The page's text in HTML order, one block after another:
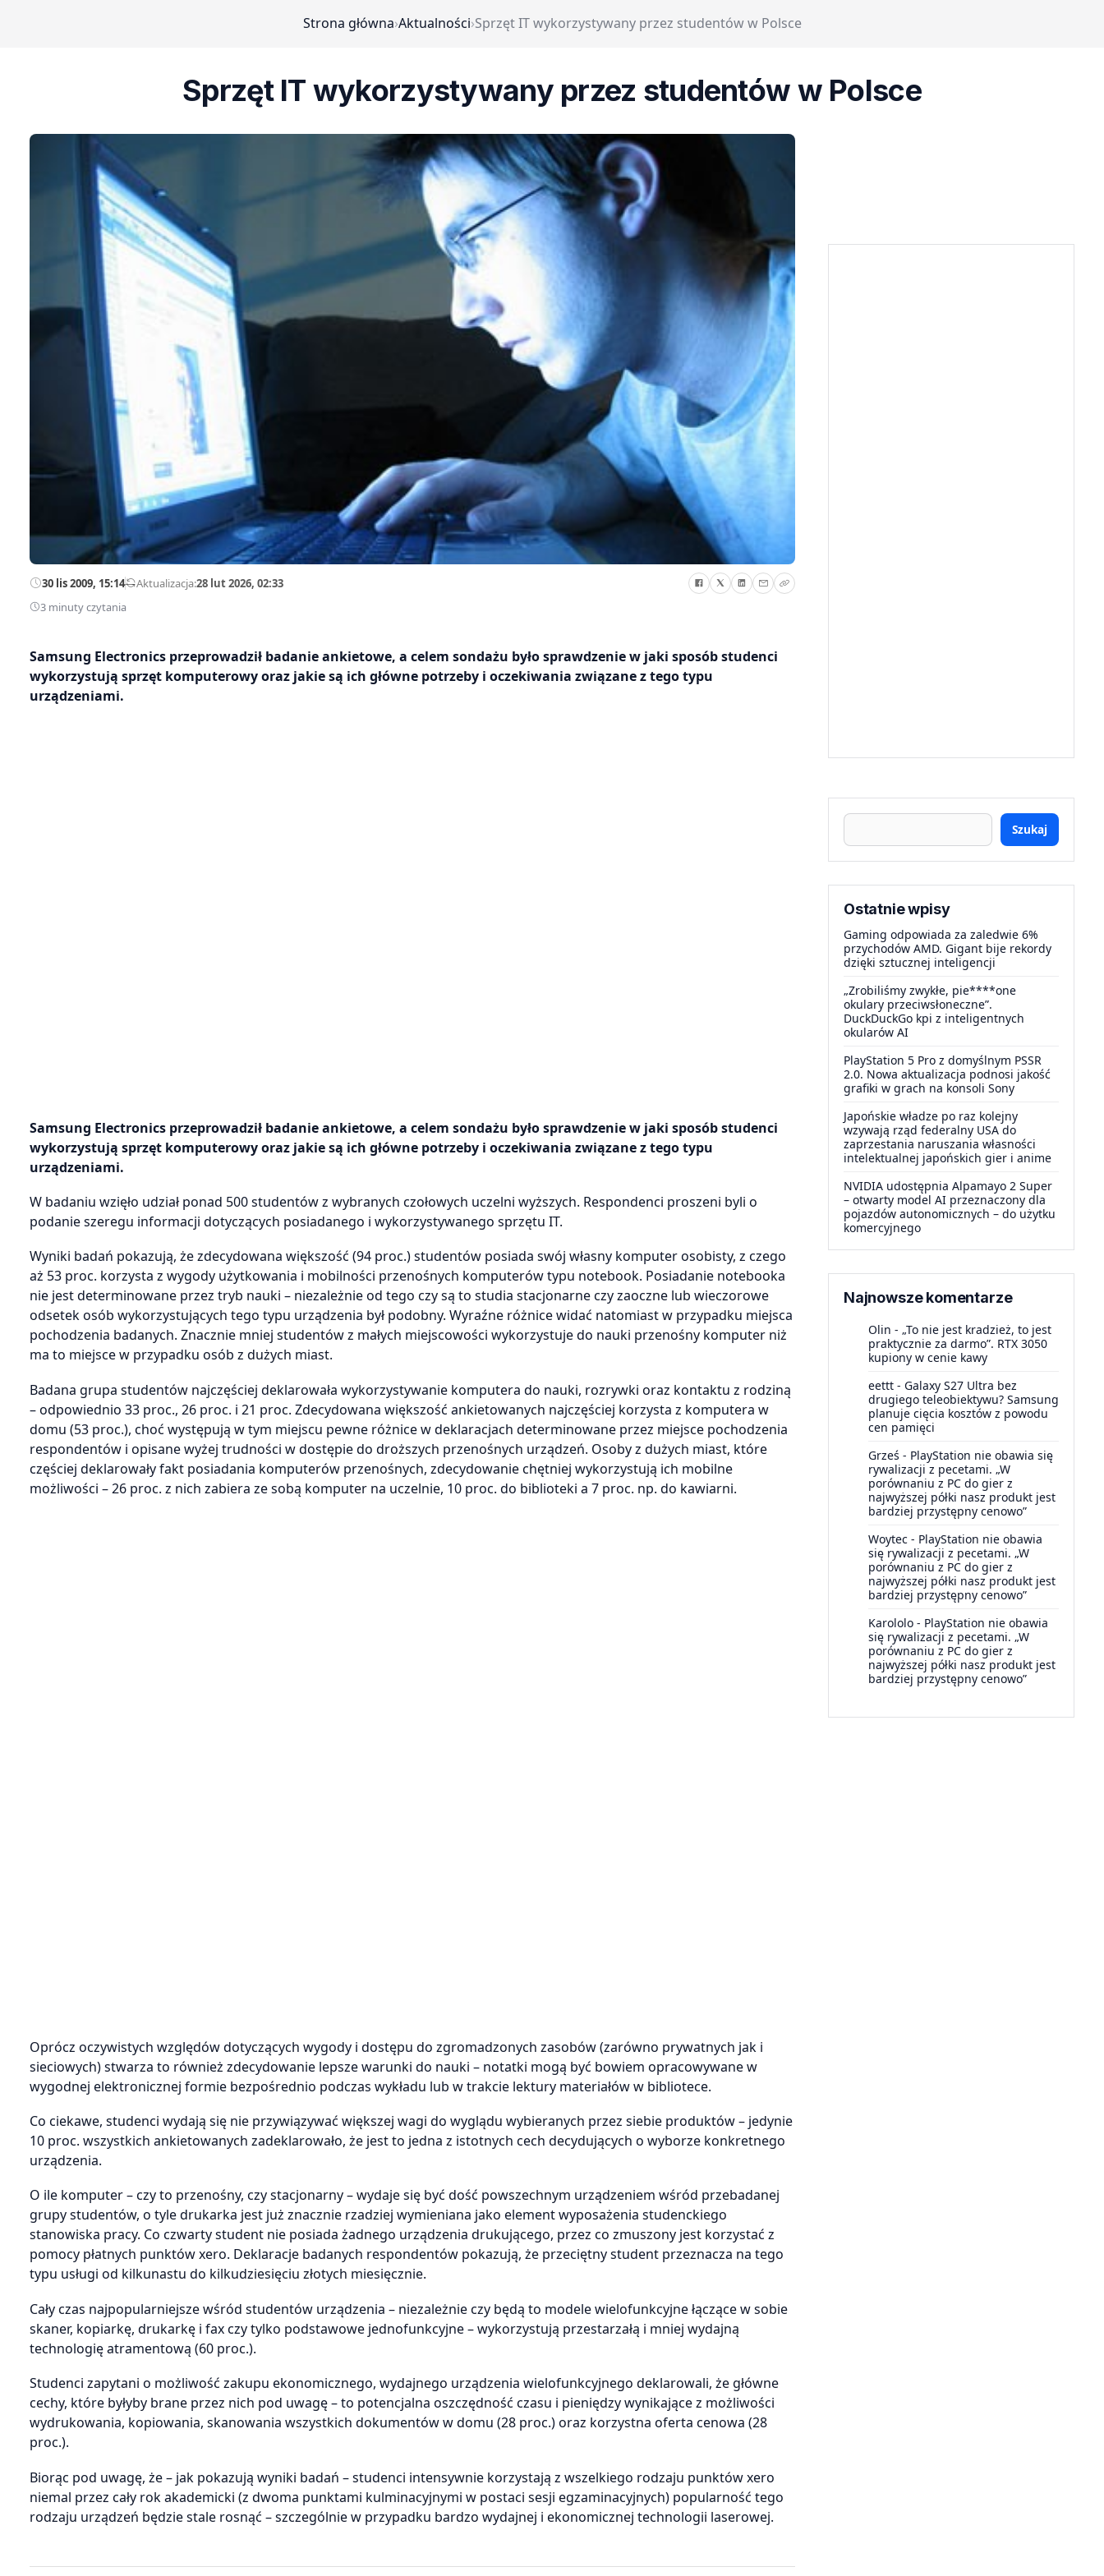
Strona główna›Aktualności›Sprzęt IT wykorzystywany przez studentów w Polsce
Sprzęt IT wykorzystywany przez studentów w Polsce
30 lis 2009, 15:14—Aktualizacja:28 lut 2026, 02:33
3 minuty czytania
Samsung Electronics przeprowadził badanie ankietowe, a celem sondażu było sprawdzenie w jaki sposób studenci
wykorzystują sprzęt komputerowy oraz jakie są ich główne potrzeby i oczekiwania związane z tego typu
urządzeniami.
Samsung Electronics przeprowadził badanie ankietowe, a celem sondażu było sprawdzenie w jaki sposób studenci
wykorzystują sprzęt komputerowy oraz jakie są ich główne potrzeby i oczekiwania związane z tego typu
urządzeniami.
W badaniu wzięło udział ponad 500 studentów z wybranych czołowych uczelni wyższych. Respondenci proszeni byli o
podanie szeregu informacji dotyczących posiadanego i wykorzystywanego sprzętu IT.
Wyniki badań pokazują, że zdecydowana większość (94 proc.) studentów posiada swój własny komputer osobisty, z czego
aż 53 proc. korzysta z wygody użytkowania i mobilności przenośnych komputerów typu notebook. Posiadanie notebooka
nie jest determinowane przez tryb nauki – niezależnie od tego czy są to studia stacjonarne czy zaoczne lub wieczorowe
odsetek osób wykorzystujących tego typu urządzenia był podobny. Wyraźne różnice widać natomiast w przypadku miejsca
pochodzenia badanych. Znacznie mniej studentów z małych miejscowości wykorzystuje do nauki przenośny komputer niż
ma to miejsce w przypadku osób z dużych miast.
Badana grupa studentów najczęściej deklarowała wykorzystywanie komputera do nauki, rozrywki oraz kontaktu z rodziną
– odpowiednio 33 proc., 26 proc. i 21 proc. Zdecydowana większość ankietowanych najczęściej korzysta z komputera w
domu (53 proc.), choć występują w tym miejscu pewne różnice w deklaracjach determinowane przez miejsce pochodzenia
respondentów i opisane wyżej trudności w dostępie do droższych przenośnych urządzeń. Osoby z dużych miast, które
częściej deklarowały fakt posiadania komputerów przenośnych, zdecydowanie chętniej wykorzystują ich mobilne
możliwości – 26 proc. z nich zabiera ze sobą komputer na uczelnie, 10 proc. do biblioteki a 7 proc. np. do kawiarni.
Oprócz oczywistych względów dotyczących wygody i dostępu do zgromadzonych zasobów (zarówno prywatnych jak i
sieciowych) stwarza to również zdecydowanie lepsze warunki do nauki – notatki mogą być bowiem opracowywane w
wygodnej elektronicznej formie bezpośrednio podczas wykładu lub w trakcie lektury materiałów w bibliotece.
Co ciekawe, studenci wydają się nie przywiązywać większej wagi do wyglądu wybieranych przez siebie produktów – jedynie
10 proc. wszystkich ankietowanych zadeklarowało, że jest to jedna z istotnych cech decydujących o wyborze konkretnego
urządzenia.
O ile komputer – czy to przenośny, czy stacjonarny – wydaje się być dość powszechnym urządzeniem wśród przebadanej
grupy studentów, o tyle drukarka jest już znacznie rzadziej wymieniana jako element wyposażenia studenckiego
stanowiska pracy. Co czwarty student nie posiada żadnego urządzenia drukującego, przez co zmuszony jest korzystać z
pomocy płatnych punktów xero. Deklaracje badanych respondentów pokazują, że przeciętny student przeznacza na tego
typu usługi od kilkunastu do kilkudziesięciu złotych miesięcznie.
Cały czas najpopularniejsze wśród studentów urządzenia – niezależnie czy będą to modele wielofunkcyjne łączące w sobie
skaner, kopiarkę, drukarkę i fax czy tylko podstawowe jednofunkcyjne – wykorzystują przestarzałą i mniej wydajną
technologię atramentową (60 proc.).
Studenci zapytani o możliwość zakupu ekonomicznego, wydajnego urządzenia wielofunkcyjnego deklarowali, że główne
cechy, które byłyby brane przez nich pod uwagę – to potencjalna oszczędność czasu i pieniędzy wynikające z możliwości
wydrukowania, kopiowania, skanowania wszystkich dokumentów w domu (28 proc.) oraz korzystna oferta cenowa (28
proc.).
Biorąc pod uwagę, że – jak pokazują wyniki badań – studenci intensywnie korzystają z wszelkiego rodzaju punktów xero
niemal przez cały rok akademicki (z dwoma punktami kulminacyjnymi w postaci sesji egzaminacyjnych) popularność tego
rodzaju urządzeń będzie stale rosnąć – szczególnie w przypadku bardzo wydajnej i ekonomicznej technologii laserowej.
Szukaj
Ostatnie wpisy
Gaming odpowiada za zaledwie 6%
przychodów AMD. Gigant bije rekordy
dzięki sztucznej inteligencji
„Zrobiliśmy zwykłe, pie****one
okulary przeciwsłoneczne”.
DuckDuckGo kpi z inteligentnych
okularów AI
PlayStation 5 Pro z domyślnym PSSR
2.0. Nowa aktualizacja podnosi jakość
grafiki w grach na konsoli Sony
Japońskie władze po raz kolejny
wzywają rząd federalny USA do
zaprzestania naruszania własności
intelektualnej japońskich gier i anime
NVIDIA udostępnia Alpamayo 2 Super
– otwarty model AI przeznaczony dla
pojazdów autonomicznych – do użytku
komercyjnego
Najnowsze komentarze
Olin - „To nie jest kradzież, to jest
praktycznie za darmo”. RTX 3050
kupiony w cenie kawy
eettt - Galaxy S27 Ultra bez
drugiego teleobiektywu? Samsung
planuje cięcia kosztów z powodu
cen pamięci
Grześ - PlayStation nie obawia się
rywalizacji z pecetami. „W
porównaniu z PC do gier z
najwyższej półki nasz produkt jest
bardziej przystępny cenowo”
Woytec - PlayStation nie obawia
się rywalizacji z pecetami. „W
porównaniu z PC do gier z
najwyższej półki nasz produkt jest
bardziej przystępny cenowo”
Karololo - PlayStation nie obawia
się rywalizacji z pecetami. „W
porównaniu z PC do gier z
najwyższej półki nasz produkt jest
bardziej przystępny cenowo”